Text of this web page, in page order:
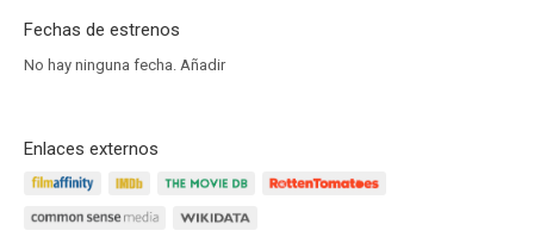
Fechas de estrenos
No hay ninguna fecha. Añadir
Enlaces externos